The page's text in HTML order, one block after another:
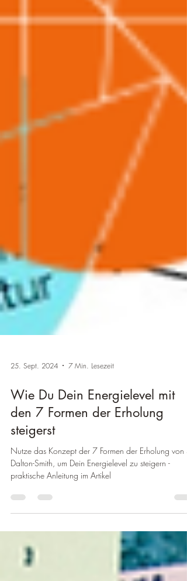
25. Sept. 2024 7 Min. Lesezeit
Wie Du Dein Energielevel mit
den 7 Formen der Erholung
steigerst
Nutze das Konzept der 7 Formen der Erholung von
praktische Anleitung im Artikel